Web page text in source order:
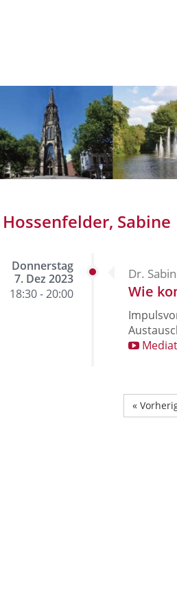
Hossenfelder, Sabine
Donnerstag
7. Dez 2023
18:30 - 20:00
Dr.
Wie
«